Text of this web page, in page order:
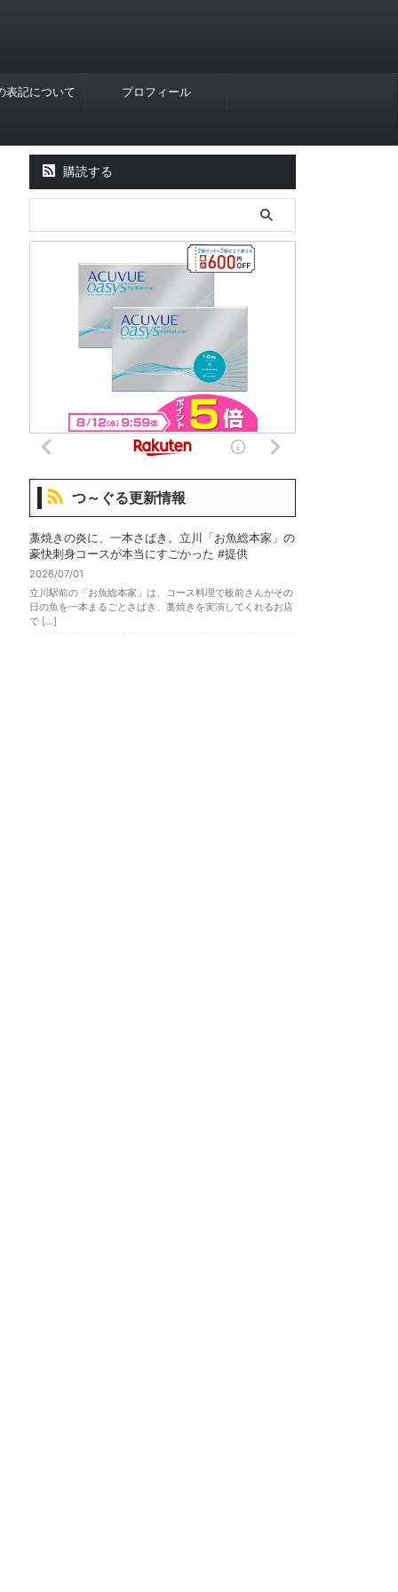
表記について プロフィール
購読する
つ～ぐる更新情報
藁焼きの炎に、一本さばき。立川「お魚総本家」の
豪快刺身コースが本当にすごかった #提供
2026/07/01
立川駅前の「お魚総本家」は、コース料理で板前さんがその
日の魚を一本まるごとさばき、藁焼きを実演してくれるお店
で […]